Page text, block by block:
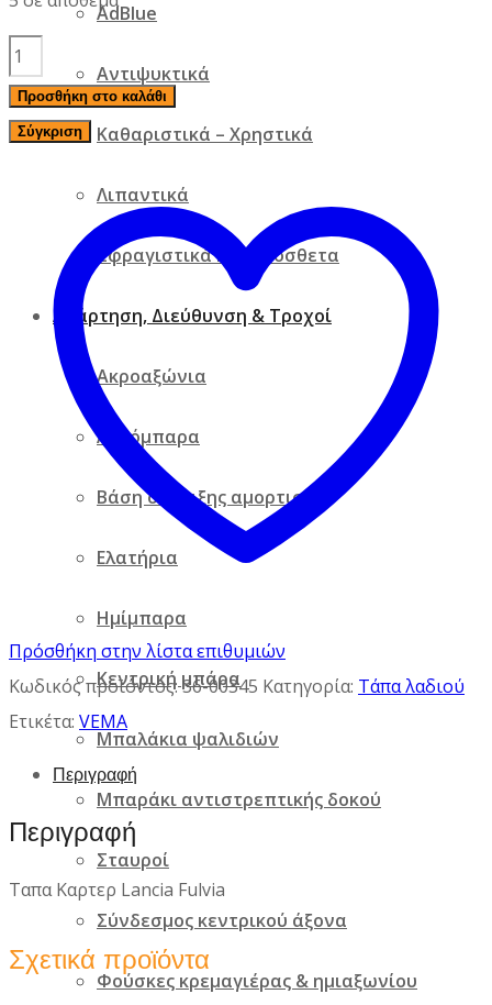
AdBlue
Αντιψυκτικά
Καθαριστικά – Χρηστικά
Λιπαντικά
Σφραγιστικά και πρόσθετα
Ανάρτηση, Διεύθυνση & Τροχοί
Ακροαξώνια
Ακρόμπαρα
Βάση στήριξης αμορτισέρ
Ελατήρια
Ημίμπαρα
Κεντρική μπάρα
Μπαλάκια ψαλιδιών
Μπαράκι αντιστρεπτικής δοκού
Σταυροί
Σύνδεσμος κεντρικού άξονα
Φούσκες κρεμαγιέρας & ημιαξωνίου
Ταπα
Καρτερ
Lancia
Ποσότητα
Προσθήκη στο καλάθι
Σύγκριση
Πρόσθήκη στην λίστα επιθυμιών
Κωδικός προϊόντος:36-00345 Κατηγορία: Τάπα λαδιού
Ετικέτα: VEMA
Περιγραφή
Περιγραφή
Ταπα Καρτερ Lancia Fulvia
Σχετικά προϊόντα